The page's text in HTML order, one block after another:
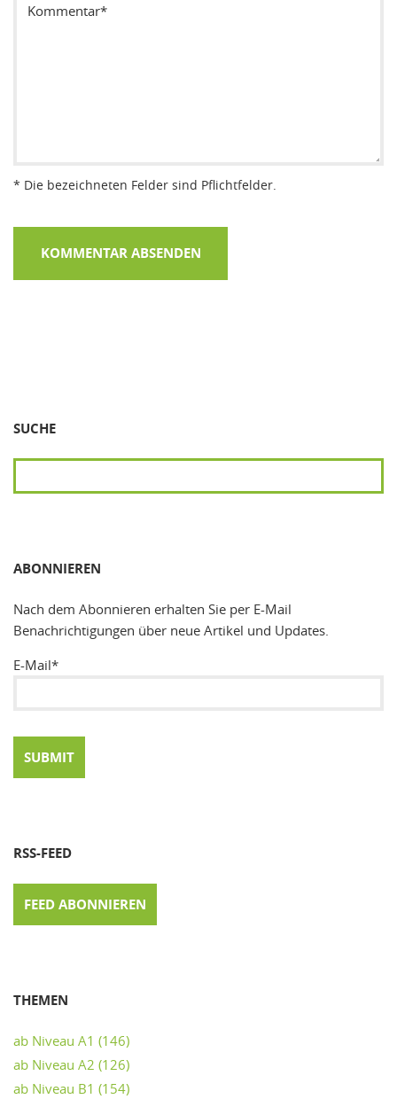
* Die bezeichneten Felder sind Pflichtfelder.
SUCHE
ABONNIEREN
Nach dem Abonnieren erhalten Sie per E-Mail
Benachrichtigungen über neue Artikel und Updates.
E-Mail*
RSS-FEED
FEED ABONNIEREN
THEMEN
ab Niveau A1 (146)
ab Niveau A2 (126)
ab Niveau B1 (154)